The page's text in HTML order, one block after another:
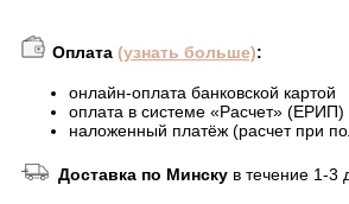
Оплата (узнать больше):
онлайн-оплата банковской картой
оплата в системе «Расчет» (ЕРИП)
наложенный платёж (расчет при
Доставка по Минску в течение 1-3